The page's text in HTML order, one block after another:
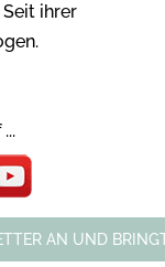
ihrer
AN UND